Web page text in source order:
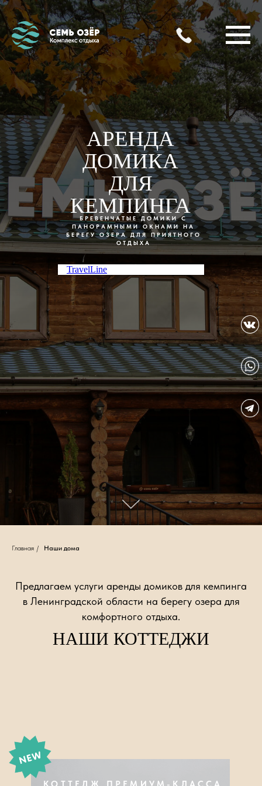
АРЕНДА
ДОМИКА
ДЛЯ
КЕМПИНГА
БРЕВЕНЧАТЫЕ ДОМИКИ С
ПАНОРАМНЫМИ ОКНАМИ НА
БЕРЕГУ ОЗЕРА ДЛЯ ПРИЯТНОГО
ОТДЫХА
TravelLine
Главная / Наши дома
Предлагаем услуги аренды домиков для кемпинга
в Ленинградской области на берегу озера для
комфортного отдыха.
НАШИ КОТТЕДЖИ
КАЛИНА